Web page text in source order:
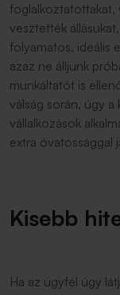
foglalkoztatottakat,
vesztették
folyamatos, ideális
azaz ne álljunk
munkáltatót is
válság során, úgy
vállalkozások
extra óvatossággal
Kisebb
Ha az ügyfél úgy